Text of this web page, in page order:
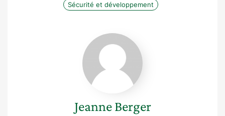
Sécurité et développement
Jeanne
Berger
Jeanne Berger